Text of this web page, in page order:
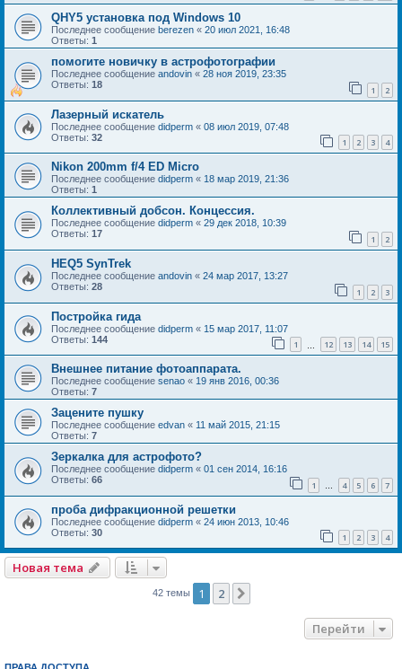
QHY5 установка под Windows 10
Последнее сообщение berezen « 20 июл 2021, 16:48
Ответы: 1
помогите новичку в астрофотографии
Последнее сообщение andovin « 28 ноя 2019, 23:35
Ответы: 18 1 2
Лазерный искатель
Последнее сообщение didperm « 08 июл 2019, 07:48
Ответы: 32 1 2 3 4
Nikon 200mm f/4 ED Micro
Последнее сообщение didperm « 18 мар 2019, 21:36
Ответы: 1
Коллективный добсон. Концессия.
Последнее сообщение didperm « 29 дек 2018, 10:39
Ответы: 17 1 2
HEQ5 SynTrek
Последнее сообщение andovin « 24 мар 2017, 13:27
Ответы: 28 1 2 3
Постройка гида
Последнее сообщение didperm « 15 мар 2017, 11:07
Ответы: 144 1 12 13 14 15
Внешнее питание фотоаппарата.
Последнее сообщение senao « 19 янв 2016, 00:36
Ответы: 7
Зацените пушку
Последнее сообщение edvan « 11 май 2015, 21:15
Ответы: 7
Зеркалка для астрофото?
Последнее сообщение didperm « 01 сен 2014, 16:16
Ответы: 66 1 … 4 5 6 7
проба дифракционной решетки
Последнее сообщение didperm « 24 июн 2013, 10:46
Ответы: 30 1 2 3 4
Новая тема
42 темы 1 2
Перейти